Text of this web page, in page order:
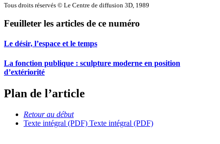
Tous droits réservés © Le Centre de diffusion 3D, 1989
Feuilleter les articles de ce numéro
Le désir, l’espace et le temps
La fonction publique : sculpture moderne en position
d’extériorité
Plan de l’article
Retour au début
Texte intégral (PDF) Texte intégral (PDF)